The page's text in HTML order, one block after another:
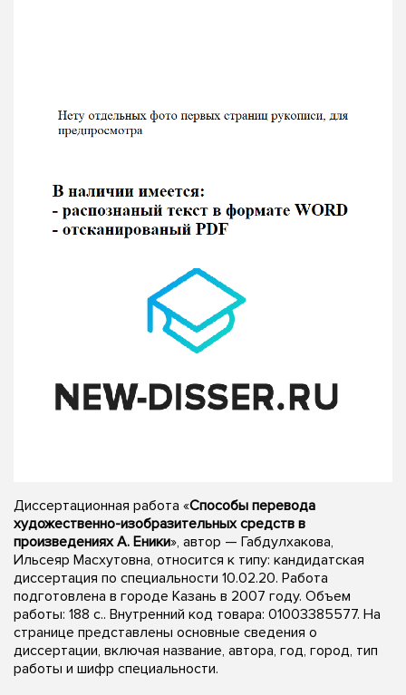
Диссертационная работа «Способы перевода
художественно-изобразительных средств в
произведениях А. Еники», автор — Габдулхакова,
Ильсеяр Масхутовна, относится к типу: кандидатская
диссертация по специальности 10.02.20. Работа
подготовлена в городе Казань в 2007 году. Объем
работы: 188 с.. Внутренний код товара: 01003385577. На
странице представлены основные сведения о
диссертации, включая название, автора, год, город, тип
работы и шифр специальности.